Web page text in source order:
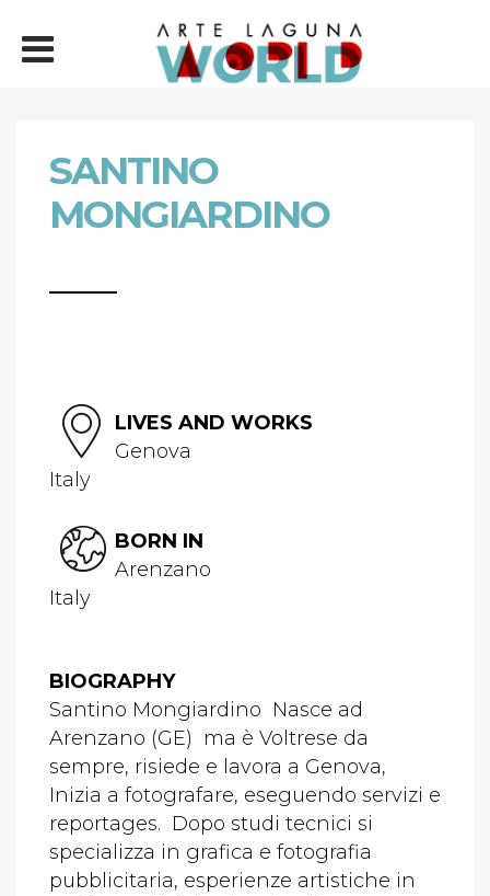
SANTINO
MONGIARDINO
LIVES AND WORKS
Genova
Italy
BORN IN
Arenzano
Italy
BIOGRAPHY
Santino Mongiardino Nasce ad
Arenzano (GE) ma è Voltrese da
sempre, risiede e lavora a Genova,
Inizia a fotografare, eseguendo servizi e
reportages. Dopo studi tecnici si
specializza in grafica e fotografia
pubblicitaria, esperienze artistiche in